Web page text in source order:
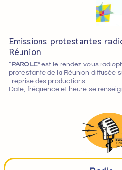
Emissions protestantes
Réunion
“PAROLE” est le rendez-vous
protestante de la Réunion diffusée
: reprise des productions…
Date, fréquence et heure se